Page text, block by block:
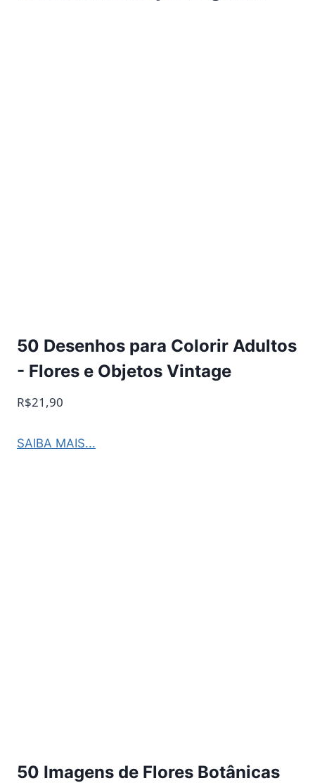
50 Desenhos para Colorir Adultos
- Flores e Objetos Vintage
R$21,90
SAIBA MAIS...
50 Imagens de Flores Botânicas